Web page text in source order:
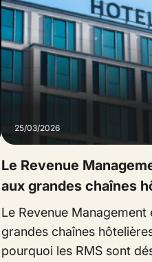
25/03/2026
Le Revenue
aux grandes chaînes
Le Revenue
grandes chaînes
pourquoi les RMS sont